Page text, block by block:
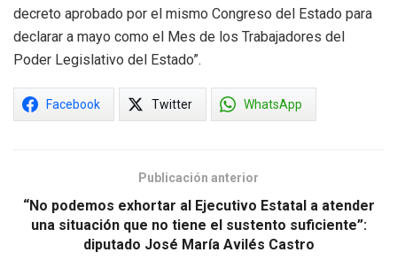
decreto aprobado por el mismo Congreso del Estado para
declarar a mayo como el Mes de los Trabajadores del
Poder Legislativo del Estado”.
Facebook Twitter WhatsApp
Publicación anterior
“No podemos exhortar al Ejecutivo Estatal a atender
una situación que no tiene el sustento suficiente”:
diputado José María Avilés Castro